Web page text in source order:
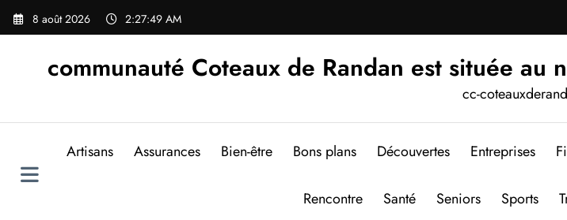
Aller
8 août 2026 2:27:50 AM
communauté Coteaux de Randan est située au
cc-
Artisans Assurances Bien-être Bons plans Découvertes Entreprises
Rencontre Santé Seniors Sports